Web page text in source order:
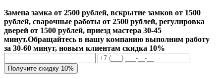
Замена замка от 2500 рублей, вскрытие замков от 1500
рублей, сварочные работы от 2500 рублей, регулировка
дверей от 1500 рублей, приезд мастера 30-45
минут.Обращайтесь в нашу компанию выполним работу
за 30-60 минут, новым клиентам скидка 10%
Получите скидку 10%